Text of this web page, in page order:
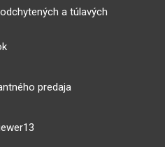
a túlavých
predaja